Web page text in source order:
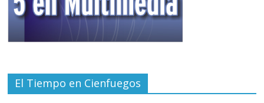
El Tiempo en Cienfuegos